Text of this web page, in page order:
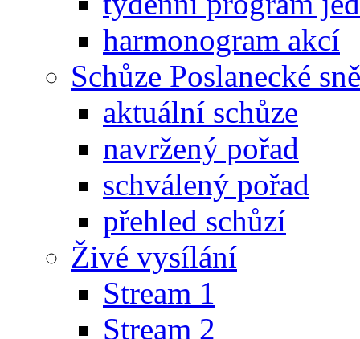
harmonogram akcí
Schůze Poslanecké
aktuální schůze
navržený pořad
schválený pořad
přehled schůzí
Živé vysílání
Stream 1
Stream 2